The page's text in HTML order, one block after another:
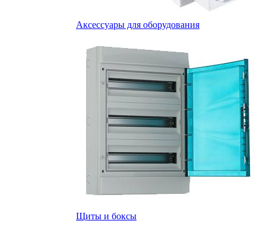
Аксессуары для оборудования
Щиты и боксы